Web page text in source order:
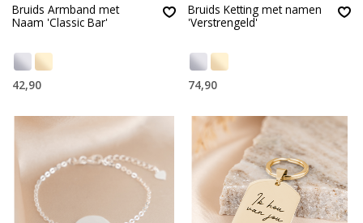
Bruids Armband met
Naam 'Classic Bar'
42,90
Bruids Ketting met namen
'Verstrengeld'
74,90